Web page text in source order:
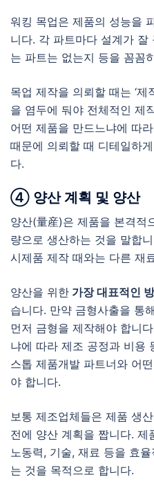
워킹 목업은 제품의 성능을
니다. 각 파트마다 설계가 잘
는 파트는 없는지 등을 꼼꼼
목업 제작을 의뢰할 때는 ‘제
을 염두에 둬야 전체적인 제
어떤 제품을 만드느냐에 따
때문에 의뢰할 때 디테일하
다.
④ 양산 계획 및 양산
양산(量産)은 제품을 본격적
량으로 생산하는 것을 말합
시제품 제작 때와는 다른 재
양산을 위한 가장 대표적인
습니다. 만약 금형사출을 통
먼저 금형을 제작해야 합니
냐에 따라 제조 공정과 비용
스톱 제품개발 파트너와 어
야 합니다.
보통 제조업체들은 제품 생
전에 양산 계획을 짭니다. 제
노동력, 기술, 재료 등을 효
는 것을 목적으로 합니다.